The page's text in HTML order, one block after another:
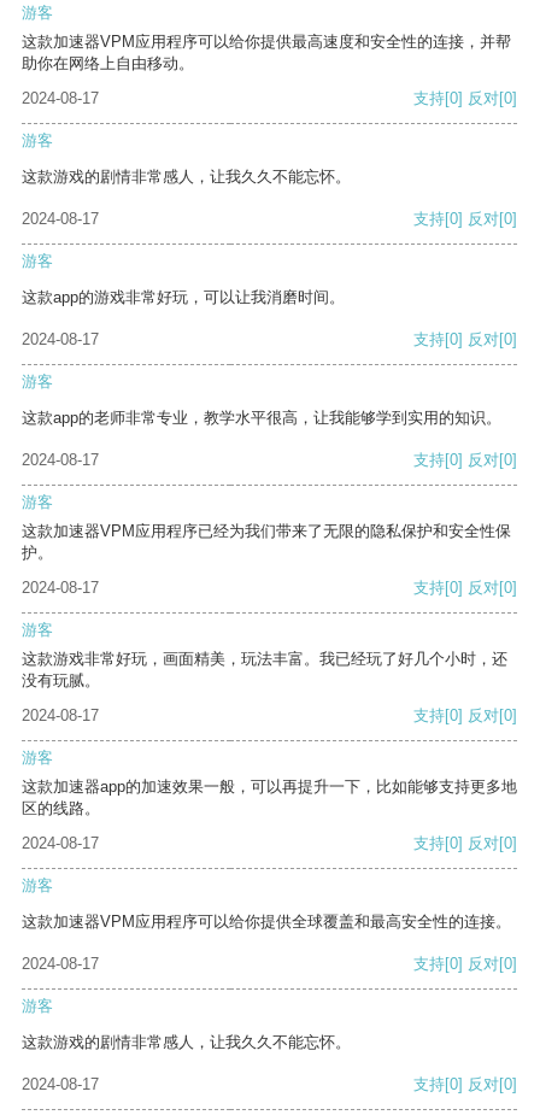
游客
这款加速器VPM应用程序可以给你提供最高速度和安全性的连接，并帮
助你在网络上自由移动。
2024-08-17
支持[0] 反对[0]
游客
这款游戏的剧情非常感人，让我久久不能忘怀。
2024-08-17 支持[0] 反对[0]
游客
这款app的游戏非常好玩，可以让我消磨时间。
2024-08-17 支持[0] 反对[0]
游客
这款app的老师非常专业，教学水平很高，让我能够学到实用的知识。
2024-08-17 支持[0] 反对[0]
游客
这款加速器VPM应用程序已经为我们带来了无限的隐私保护和安全性保
护。
2024-08-17
支持[0] 反对[0]
游客
这款游戏非常好玩，画面精美，玩法丰富。我已经玩了好几个小时，还
没有玩腻。
2024-08-17
支持[0] 反对[0]
游客
这款加速器app的加速效果一般，可以再提升一下，比如能够支持更多地
区的线路。
2024-08-17
支持[0] 反对[0]
游客
这款加速器VPM应用程序可以给你提供全球覆盖和最高安全性的连接。
2024-08-17 支持[0] 反对[0]
游客
这款游戏的剧情非常感人，让我久久不能忘怀。
2024-08-17 支持[0] 反对[0]